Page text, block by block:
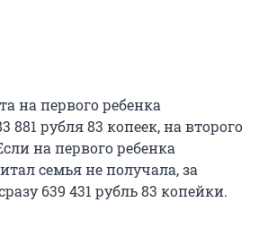
на первого ребенка
881 рубля 83 копеек, на второго
на первого ребенка
семья не получала, за
639 431 рубль 83 копейки.